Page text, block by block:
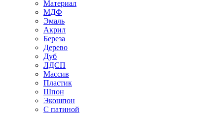
Материал
МДФ
Эмаль
Акрил
Береза
Дерево
Дуб
ЛДСП
Массив
Пластик
Шпон
Экошпон
С патиной